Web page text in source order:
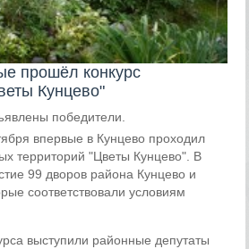
прошёл конкурс
Кунцево"
победители.
впервые в Кунцево проходил
территорий "Цветы Кунцево". В
99 дворов района Кунцево и
соответствовали условиям
выступили районные депутаты